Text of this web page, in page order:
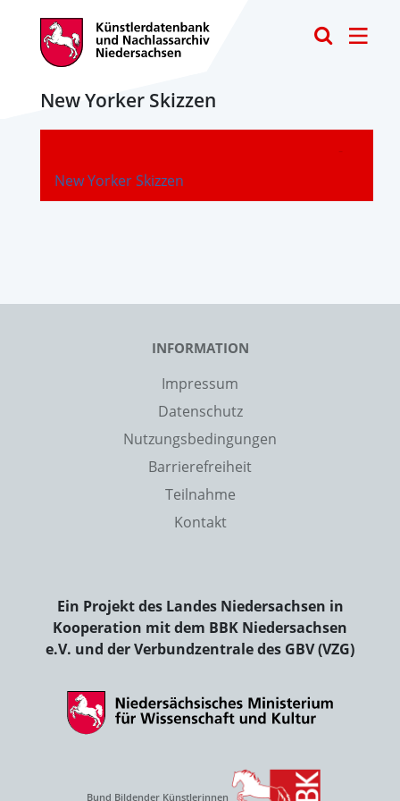
New Yorker Skizzen
New Yorker Skizzen
-
INFORMATION
Impressum
Datenschutz
Nutzungsbedingungen
Barrierefreiheit
Teilnahme
Kontakt
Ein Projekt des Landes Niedersachsen in
Kooperation mit dem BBK Niedersachsen
e.V. und der Verbundzentrale des GBV (VZG)
Bund Bildender Künstlerinnen